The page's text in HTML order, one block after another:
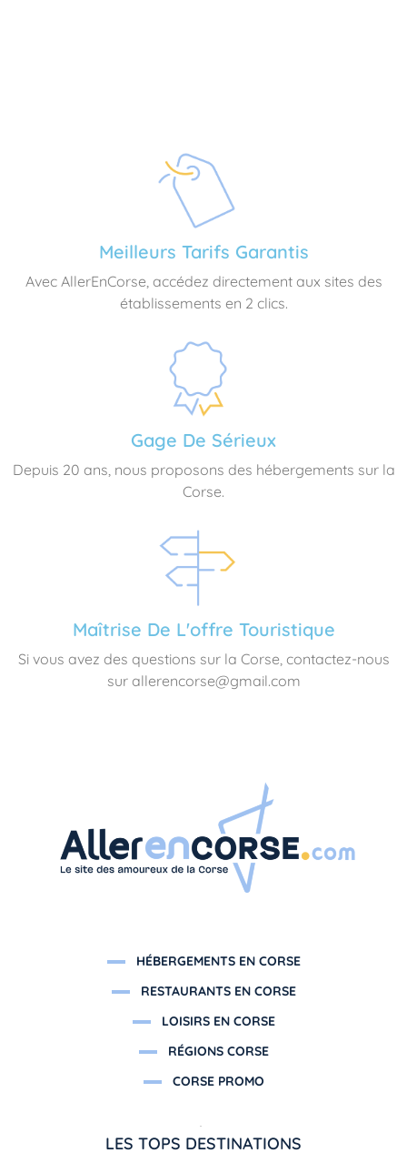
Meilleurs Tarifs Garantis
Avec AllerEnCorse, accédez directement aux sites des
établissements en 2 clics.
Gage De Sérieux
Depuis 20 ans, nous proposons des hébergements sur la
Corse.
Maîtrise De L'offre Touristique
Si vous avez des questions sur la Corse, contactez-nous
sur allerencorse@gmail.com
HÉBERGEMENTS EN CORSE
RESTAURANTS EN CORSE
LOISIRS EN CORSE
RÉGIONS CORSE
CORSE PROMO
LES TOPS DESTINATIONS